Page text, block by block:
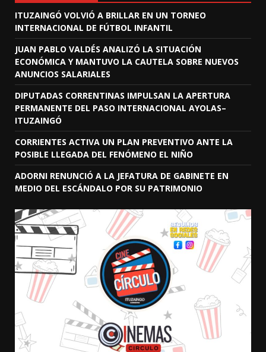
ITUZAINGÓ VOLVIÓ A BRILLAR EN UN TORNEO
INTERNACIONAL DE FÚTBOL INFANTIL
JUAN PABLO VALDÉS ANALIZÓ LA SITUACIÓN
ECONÓMICA Y MANTUVO LA CAUTELA SOBRE NUEVOS
ANUNCIOS SALARIALES
DIPUTADAS CORRENTINAS IMPULSAN LA APERTURA
PERMANENTE DEL PASO INTERNACIONAL AYOLAS–
ITUZAINGÓ
CORRIENTES ACTIVA UN PLAN PREVENTIVO ANTE LA
POSIBLE LLEGADA DEL FENÓMENO EL NIÑO
ADORNI RENUNCIÓ A LA JEFATURA DE GABINETE EN
MEDIO DEL ESCÁNDALO POR SU PATRIMONIO